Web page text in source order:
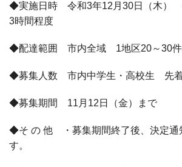
◆実施日時 令和3年12 月 30日（木）
3時間程度
◆配達範囲 市内全域 1地区20～30
◆募集人数 市内中学生・高校生 先
◆募集期間 11 月 12 日（金）まで
◆そ の 他 ・募集期間終了後、決定通
す。